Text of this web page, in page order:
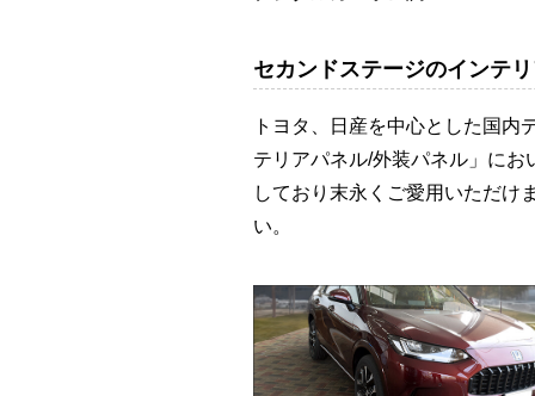
セカンドステージのインテ
トヨタ、日産を中心とした国
テリアパネル/外装パネル」に
しており末永くご愛用いただけ
い。